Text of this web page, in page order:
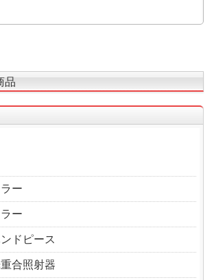
品
ー
ー
ドピース
合照射器